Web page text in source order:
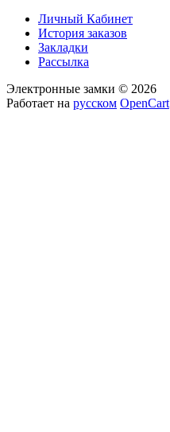
Личный Кабинет
История заказов
Закладки
Рассылка
Электронные замки © 2026
Работает на русском OpenCart